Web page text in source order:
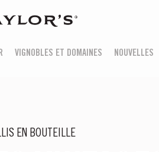
VIGNOBLES ET DOMAINES NOUVELLES
EN BOUTEILLE